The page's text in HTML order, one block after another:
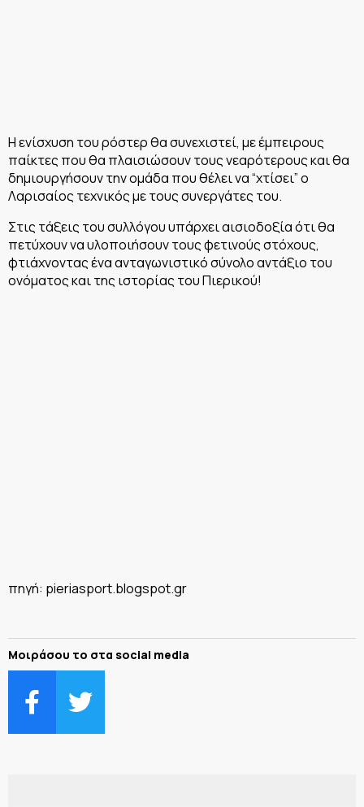
Η ενίσχυση του ρόστερ θα συνεχιστεί, με έμπειρους
παίκτες που θα πλαισιώσουν τους νεαρότερους και θα
δημιουργήσουν την ομάδα που θέλει να “χτίσει” ο
Λαρισαίος τεχνικός με τους συνεργάτες του.
Στις τάξεις του συλλόγου υπάρχει αισιοδοξία ότι θα
πετύχουν να υλοποιήσουν τους φετινούς στόχους,
φτιάχνοντας ένα ανταγωνιστικό σύνολο αντάξιο του
ονόματος και της ιστορίας του Πιερικού!
πηγή: pieriasport.blogspot.gr
Μοιράσου το στα social media